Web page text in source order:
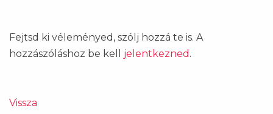
Fejtsd ki véleményed, szólj hozzá te is. A
hozzászóláshoz be kell jelentkezned .
Vissza